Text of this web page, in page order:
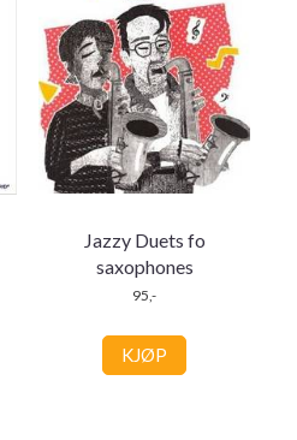
Jazzy Duets fo
saxophones
95,-
KJØP